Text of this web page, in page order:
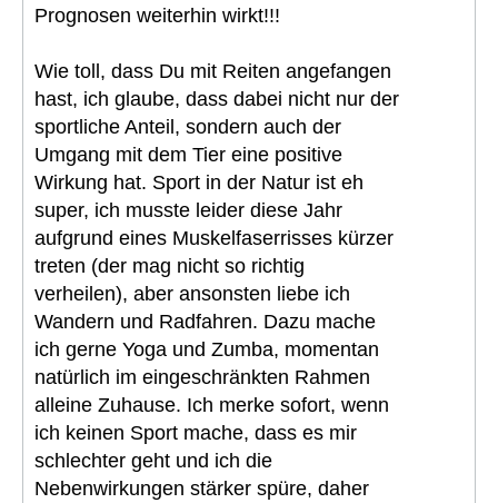
Prognosen weiterhin wirkt!!!
Wie toll, dass Du mit Reiten angefangen
hast, ich glaube, dass dabei nicht nur der
sportliche Anteil, sondern auch der
Umgang mit dem Tier eine positive
Wirkung hat. Sport in der Natur ist eh
super, ich musste leider diese Jahr
aufgrund eines Muskelfaserrisses kürzer
treten (der mag nicht so richtig
verheilen), aber ansonsten liebe ich
Wandern und Radfahren. Dazu mache
ich gerne Yoga und Zumba, momentan
natürlich im eingeschränkten Rahmen
alleine Zuhause. Ich merke sofort, wenn
ich keinen Sport mache, dass es mir
schlechter geht und ich die
Nebenwirkungen stärker spüre, daher